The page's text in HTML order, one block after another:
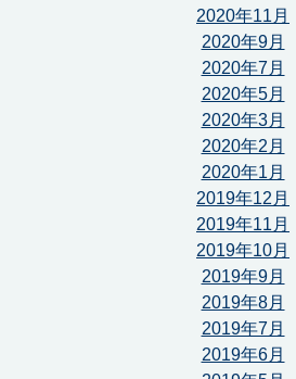
2020年11月
2020年9月
2020年7月
2020年5月
2020年3月
2020年2月
2020年1月
2019年12月
2019年11月
2019年10月
2019年9月
2019年8月
2019年7月
2019年6月